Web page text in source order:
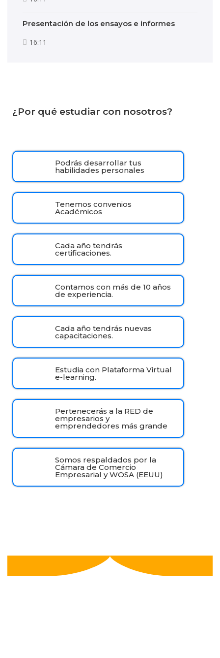
Presentación de los ensayos e informes
16:11
¿Por qué estudiar con nosotros?
Podrás desarrollar tus
habilidades personales
Tenemos convenios
Académicos
Cada año tendrás
certificaciones.
Contamos con más de 10 años
de experiencia.
Cada año tendrás nuevas
capacitaciones.
Estudia con Plataforma Virtual
e-learning.
Pertenecerás a la RED de
empresarios y
emprendedores más grande
Somos respaldados por la
Cámara de Comercio
Empresarial y WOSA (EEUU)